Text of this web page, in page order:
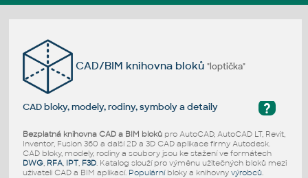
CAD/BIM knihovna bloků"loptička"
?
CAD bloky, modely, rodiny, symboly a detaily
Bezplatná knihovna CAD a BIM blokůpro AutoCAD, AutoCAD LT, Revit,
Inventor, Fusion 360 a další 2D a 3D CAD aplikace firmy Autodesk.
CAD bloky, modely, rodiny a soubory jsou ke stažení ve formátech
DWG, RFA, IPT, F3D. Katalog slouží pro výměnu užitečných bloků mezi
uživateli CAD a BIM aplikací. Populárníbloky a knihovny výrobců.